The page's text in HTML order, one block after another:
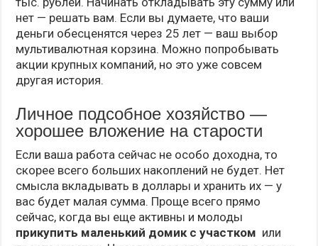
нет — решать вам. Если вы думаете, что ваши
деньги обесценятся через 25 лет — ваш выбор
мультивалютная корзина. Можно попробывать
акции крупных компаний, но это уже совсем
другая история.
Личное подсобное хозяйство —
хорошее вложение на старости
Если ваша работа сейчас не особо доходна, то
скорее всего больших накоплений не будет. Нет
смысла вкладывать в доллары и хранить их — у
вас будет малая сумма. Проще всего прямо
сейчас, когда вы еще активны и молоды
прикупить маленький домик с участком или